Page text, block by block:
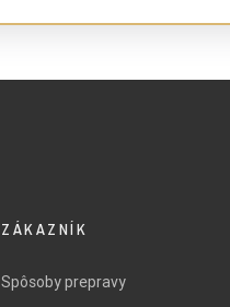
ZÁKAZNÍK
Spôsoby prepravy